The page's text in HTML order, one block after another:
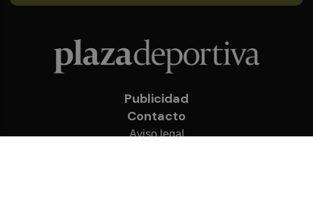
Publicidad
Contacto
Aviso legal